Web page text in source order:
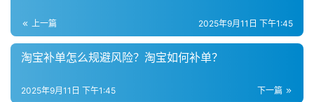
社
群
答
上一篇 2025年9月11日 下午1:45
淘宝补单怎么规避风险？淘宝如何补单？
下一篇
2025年9月11日 下午1:45